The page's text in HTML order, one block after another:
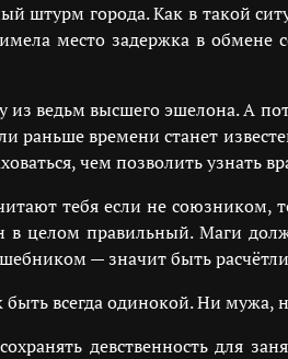
штурм города. Как в такой
место задержка в
ведьм высшего эшелона. А
раньше времени станет
чем позволить узнать
тебя если не
в целом правильный. Маги
— значит быть
быть всегда одинокой. Ни
девственность для